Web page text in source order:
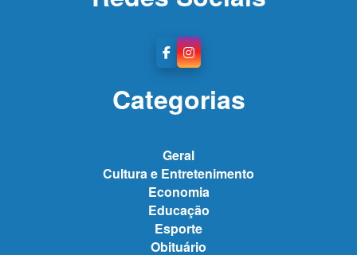
Categorias
Geral
Cultura e Entretenimento
Economia
Educação
Esporte
Obituário